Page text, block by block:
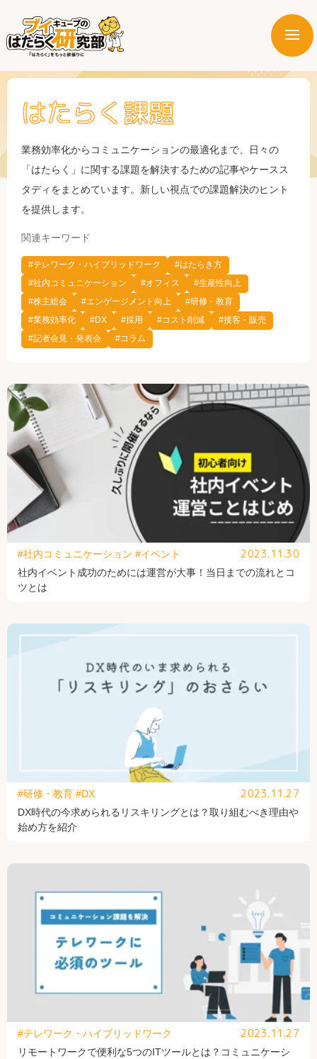
メ
ー
はたらく部署
はたらく製品・サービス
公式X
公式Facebook
はたらく課題
業務効率化からコミュニケーションの最適化まで、日々の
「はたらく」に関する課題を解決するための記事やケースス
タディをまとめています。新しい視点での課題解決のヒント
を提供します。
関連キーワード
#テレワーク・ハイブリッドワーク
#はたらき方
#社内コミュニケーション
#オフィス
#生産性向上
#株主総会
#エンゲージメント向上
#研修・教育
#業務効率化
#DX #採用 #コスト削減
#接客・販売
#記者会見・発表会
#コラム
社内イベント成功のためには運営が大事！当日までの流れとコ
ツとは
#社内コミュニケーション #イベント 2023.11.30
DX時代の今求められるリスキリングとは？取り組むべき理由や
始め方を紹介
#研修・教育 #DX 2023.11.27
リモートワークで便利な5つのITツールとは？コミュニケーシ
#テレワーク・ハイブリッドワーク 2023.11.27